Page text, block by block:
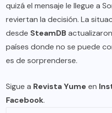
quizá el mensaje le llegue a
reviertan la decisión. La
desde SteamDB
países donde no se puede
es de sorprenderse.
Sigue a Revista Yume en
Facebook.